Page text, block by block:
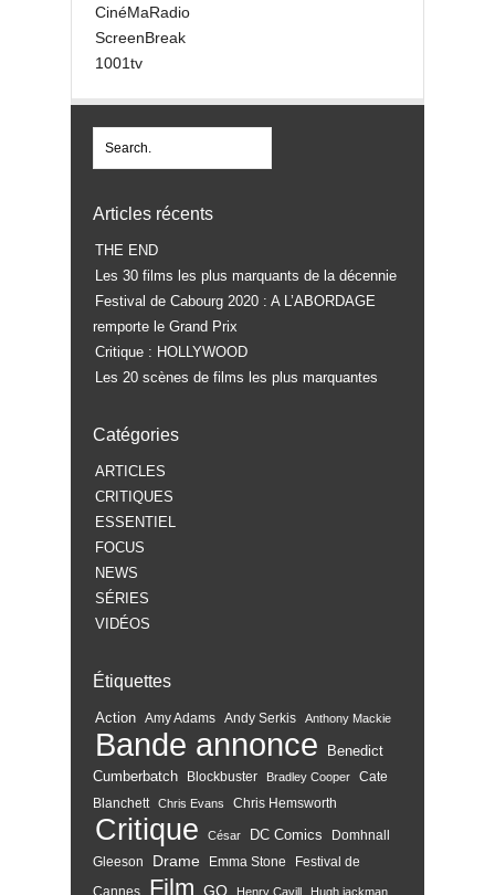
CinéMaRadio
ScreenBreak
1001tv
Articles récents
THE END
Les 30 films les plus marquants de la décennie
Festival de Cabourg 2020 : A L’ABORDAGE
remporte le Grand Prix
Critique : HOLLYWOOD
Les 20 scènes de films les plus marquantes
Catégories
ARTICLES
CRITIQUES
ESSENTIEL
FOCUS
NEWS
SÉRIES
VIDÉOS
Étiquettes
Action Amy Adams Andy Serkis Anthony Mackie
Bande annonce
Benedict
Cumberbatch
Blockbuster Bradley Cooper
Cate
Blanchett
Chris Evans Chris Hemsworth
Critique César DC Comics
Domhnall
Gleeson
Drame Emma Stone
Festival de
Cannes
Film GQ Henry Cavill Hugh jackman